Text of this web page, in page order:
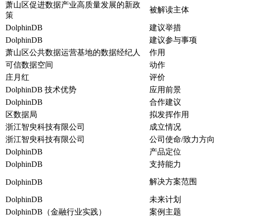
萧山区促进数据产业高质量发展的新政
策
被解读主体
DolphinDB 建议举措
DolphinDB
建议参与事项
萧山区公共数据运营基地的数据经纪人
作用
可信数据空间
动作
庄月红
评价
DolphinDB 技术优势
应用前景
DolphinDB
合作建议
区数据局
拟发挥作用
浙江智臾科技有限公司
成立情况
浙江智臾科技有限公司
公司使命/致力方向
DolphinDB
产品定位
DolphinDB
支持能力
DolphinDB 解决方案范围
DolphinDB 未来计划
DolphinDB（金融行业实践）
案例主题